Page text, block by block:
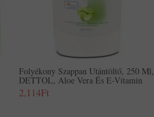
Folyékony Szappan Utántöltő, 250 Ml,
DETTOL, Aloe Vera És E-Vitamin
2,114Ft